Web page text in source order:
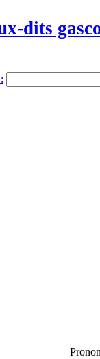
dits